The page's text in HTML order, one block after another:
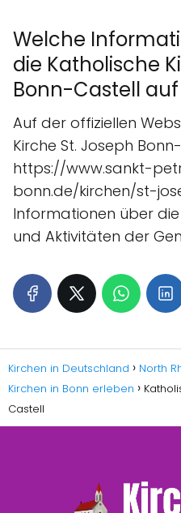
Welche
die Katholische
Bonn-Castell
Auf der offiziellen
Kirche St. Joseph
https://www.sankt-
bonn.de/kirchen/st-
Informationen über
und Aktivitäten der
Kirchen in Deutschland North
Kirchen in Bonn erleben
Castell